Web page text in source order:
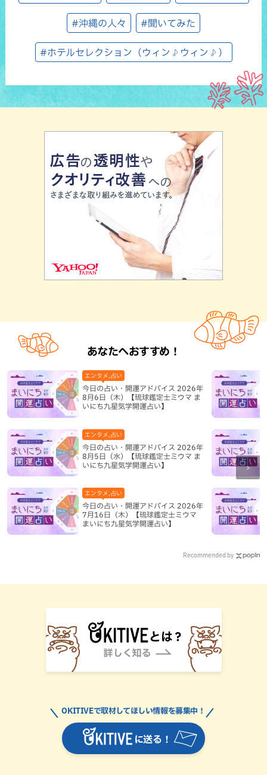
#沖縄の人々 #聞いてみた
#ホテルセレクション（ウィン♪ウィン♪）
あなたへおすすめ！
今日の占い・開運アドバイス 2026年
8月6日（木）【琉球鑑定士ミウマ ま
いにち九星気学開運占い】
エンタメ,占い
今日の占い・開運アドバイス 2026年
8月5日（水）【琉球鑑定士ミウマ ま
いにち九星気学開運占い】
エンタメ,占い
今日の占い・開運アドバイス 2026年
7月16日（木）【琉球鑑定士ミウマ
まいにち九星気学開運占い】
エンタメ,占い
Recommended by
に送る！
OKITIVEで取材してほしい情報を募集中！